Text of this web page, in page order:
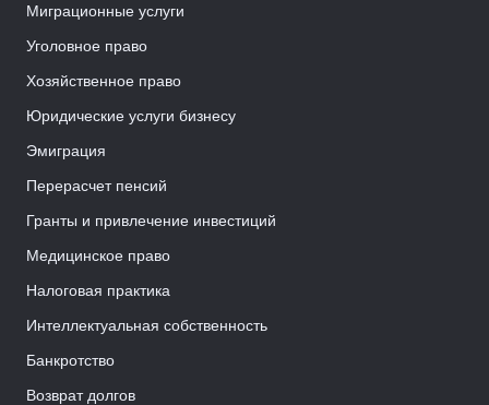
Миграционные услуги
Уголовное право
Хозяйственное право
Юридические услуги бизнесу
Эмиграция
Перерасчет пенсий
Гранты и привлечение инвестиций
Медицинское право
Налоговая практика
Интеллектуальная собственность
Банкротство
Возврат долгов